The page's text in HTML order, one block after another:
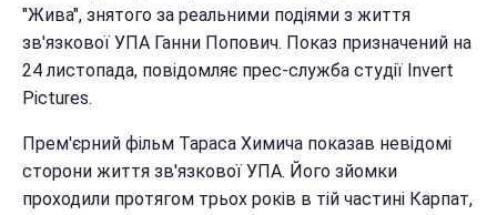
"Жива", знятого за реальними подіями з життя
зв'язкової УПА Ганни Попович. Показ призначений на
24 листопада, повідомляє прес-служба студії Invert
Pictures.
Прем'єрний фільм Тараса Химича показав невідомі
сторони життя зв'язкової УПА. Його зйомки
проходили протягом трьох років в тій частині Карпат,